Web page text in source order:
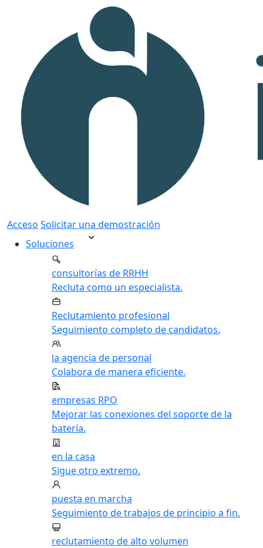
Acceso Solicitar una demostración
Soluciones
consultorías de RRHH
Recluta como un especialista.
Reclutamiento profesional
Seguimiento completo de candidatos.
la agencia de personal
Colabora de manera eficiente.
empresas RPO
Mejorar las conexiones del soporte de la
batería.
en la casa
Sigue otro extremo.
puesta en marcha
Seguimiento de trabajos de principio a fin.
reclutamiento de alto volumen